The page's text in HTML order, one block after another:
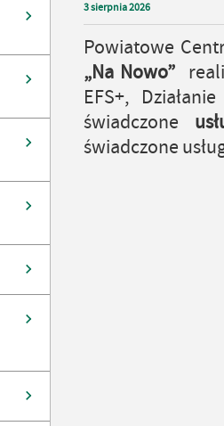
3sierpnia2026
Powiatowe
„Na Nowo”
EFS+,
świadczone
świadczone